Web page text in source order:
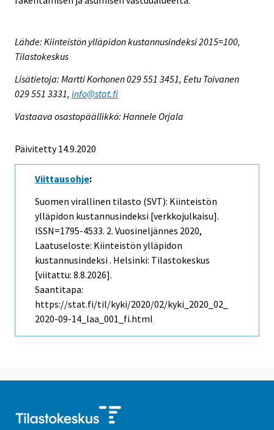
Lähde: Kiinteistön ylläpidon kustannusindeksi 2015=100,
Tilastokeskus
Lisätietoja: Martti Korhonen 029 551 3451, Eetu Toivanen
029 551 3331, info@stat.fi
Vastaava osastopäällikkö: Hannele Orjala
Päivitetty 14.9.2020
Viittausohje:
Suomen virallinen tilasto (SVT): Kiinteistön
ylläpidon kustannusindeksi [verkkojulkaisu].
ISSN=1795-4533. 2. Vuosineljännes 2020,
Laatuseloste: Kiinteistön ylläpidon
kustannusindeksi . Helsinki: Tilastokeskus
[viitattu: 8.8.2026].
Saantitapa:
https://stat.fi/til/kyki/2020/02/kyki_2020_02_
2020-09-14_laa_001_fi.html